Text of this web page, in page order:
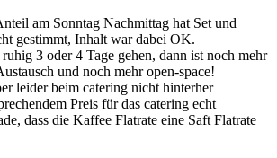
am Sonntag Nachmittag hat Set und
gestimmt, Inhalt war dabei OK.
3 oder 4 Tage gehen, dann ist noch mehr
und noch mehr open-space!
leider beim catering nicht hinterher
Preis für das catering echt
dass die Kaffee Flatrate eine Saft Flatrate